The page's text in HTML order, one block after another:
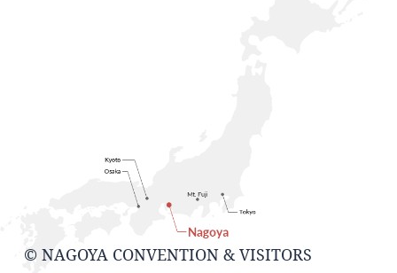
© NAGOYA CONVENTION & VISITORS